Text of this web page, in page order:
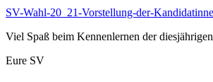
SV-Wahl-20_21-Vorstellung-der-
Viel Spaß beim Kennenlernen der
Eure SV